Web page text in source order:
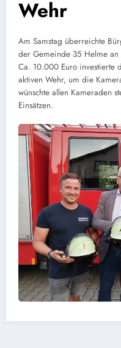
Wehr
Am Samstag überreichte
der Gemeinde 35 Helme an
Ca. 10.000 Euro
aktiven Wehr, um die
wünschte allen Kameraden
Einsätzen.